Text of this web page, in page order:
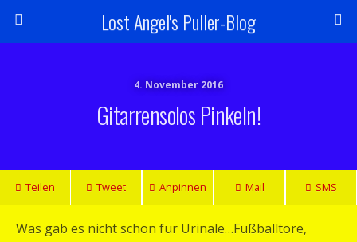
Lost Angel's Puller-Blog
4. November 2016
Gitarrensolos Pinkeln!
Teilen Tweet Anpinnen Mail SMS
Was gab es nicht schon für Urinale…Fußballtore,